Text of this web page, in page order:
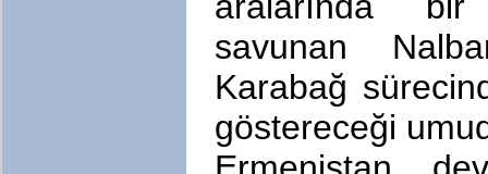
savunan
Karabağ
göstereceği